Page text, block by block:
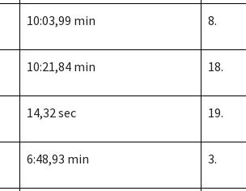
10:03,99 min 8.
10:21,84 min 18.
14,32 sec 19.
6:48,93 min 3.